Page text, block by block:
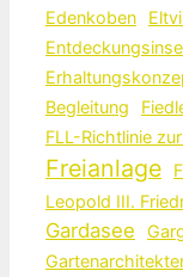
Edenkoben
Begleitung
FLL-Richtlinie
Freianlage
Leopold III.
Gardasee